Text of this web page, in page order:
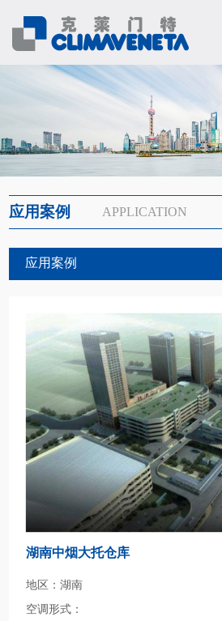
应用案例 APPLICATION
应用案例
湖南中烟大托仓库
地区：湖南
空调形式：